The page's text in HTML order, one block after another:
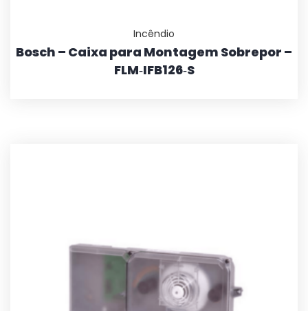
Incêndio
Bosch – Caixa para Montagem Sobrepor –
FLM‑IFB126‑S